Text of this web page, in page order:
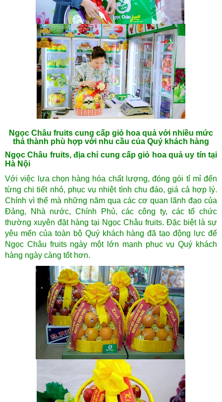
Ngọc Châu fruits cung cấp giỏ hoa quả với nhiều mức
thá thành phù hợp với nhu cầu của Quý khách hàng
Ngọc Châu fruits, địa chỉ cung cấp giỏ hoa quả uy tín tại
Hà Nội
Với việc lựa chọn hàng hóa chất lượng, đóng gói tỉ mỉ đến
từng chi tiết nhỏ, phục vụ nhiệt tình chu đáo, giá cả hợp lý.
Chính vì thế mà những năm qua các cơ quan lãnh đạo của
Đảng, Nhà nước, Chính Phủ, các công ty, các tổ chức
thường xuyên đặt hàng tại Ngọc Châu fruits. Đặc biệt là sự
yêu mến của toàn bộ Quý khách hàng đã tạo động lực để
Ngọc Châu fruits ngày một lớn mạnh phục vụ Quý khách
hàng ngày càng tốt hơn.